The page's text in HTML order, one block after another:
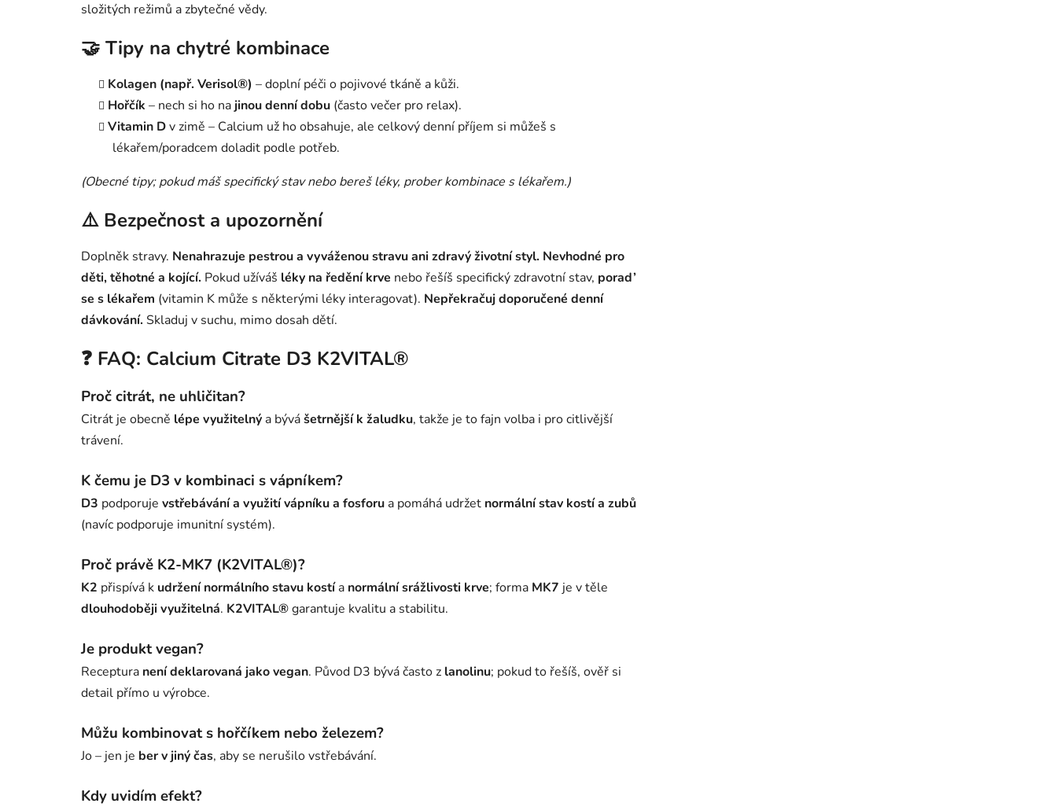
složitých režimů a zbytečné vědy.
🤝 Tipy na chytré kombinace
Kolagen (např. Verisol®) – doplní péči o pojivové tkáně a kůži.
Hořčík – nech si ho na jinou denní dobu (často večer pro relax).
Vitamin Dv zimě – Calcium už ho obsahuje, ale celkový denní příjem si můžeš s
lékařem/poradcem doladit podle potřeb.
(Obecné tipy; pokud máš specifický stav nebo bereš léky, prober kombinace s lékařem.)
⚠️ Bezpečnost a upozornění
Doplněk stravy. Nenahrazuje pestrou a vyváženou stravu ani zdravý životní styl. Nevhodné pro
děti, těhotné a kojící. Pokud užíváš léky na ředění krve nebo řešíš specifický zdravotní stav, porad’
se s lékařem (vitamin K může s některými léky interagovat). Nepřekračuj doporučené denní
dávkování. Skladuj v suchu, mimo dosah dětí.
❓ FAQ: Calcium Citrate D3 K2VITAL®
Proč citrát, ne uhličitan?
Citrát je obecně lépe využitelný a bývášetrnější k žaludku, takže je to fajn volba i pro citlivější
trávení.
K čemu je D3 v kombinaci s vápníkem?
D3 podporuje vstřebávání a využití vápníku a fosforu a pomáhá udržet normální stav kostí a zubů
(navíc podporuje imunitní systém).
Proč právě K2-MK7 (K2VITAL®)?
K2 přispívá k udržení normálního stavu kostía normální srážlivosti krve; forma MK7 je v těle
dlouhodoběji využitelná. K2VITAL®garantuje kvalitu a stabilitu.
Je produkt vegan?
Receptura není deklarovaná jako vegan. Původ D3 bývá často z lanolinu; pokud to řešíš, ověř si
detail přímo u výrobce.
Můžu kombinovat s hořčíkem nebo železem?
Jo – jen je ber v jiný čas, aby se nerušilo vstřebávání.
Kdy uvidím efekt?